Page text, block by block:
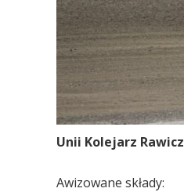
Unii Kolejarz Rawicz
Awizowane składy: